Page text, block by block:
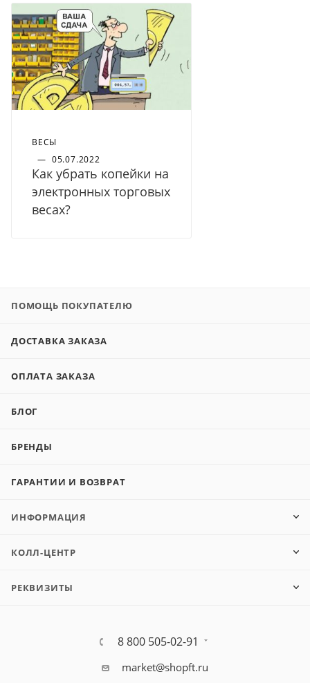
ВЕСЫ
— 05.07.2022
Как убрать копейки на
электронных торговых
весах?
ПОМОЩЬ ПОКУПАТЕЛЮ
ДОСТАВКА ЗАКАЗА
ОПЛАТА ЗАКАЗА
БЛОГ
БРЕНДЫ
ГАРАНТИИ И ВОЗВРАТ
ИНФОРМАЦИЯ
КОЛЛ-ЦЕНТР
РЕКВИЗИТЫ
8 800 505-02-91
market@shopft.ru